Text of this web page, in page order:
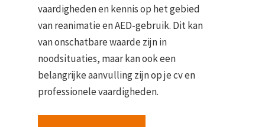
vaardigheden en kennis op het gebied
van reanimatie en AED-gebruik. Dit kan
van onschatbare waarde zijn in
noodsituaties, maar kan ook een
belangrijke aanvulling zijn op je cv en
professionele vaardigheden.